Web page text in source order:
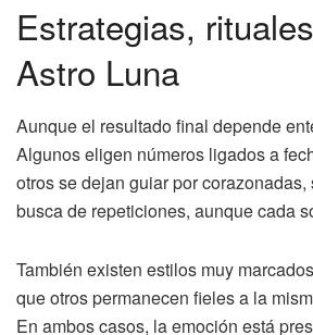
Estrategias,
Astro Luna
Aunque el resultado final depende
Algunos eligen números ligados a
otros se dejan guiar por
busca de repeticiones, aunque cada
También existen estilos muy
que otros permanecen fieles a la
En ambos casos, la emoción está